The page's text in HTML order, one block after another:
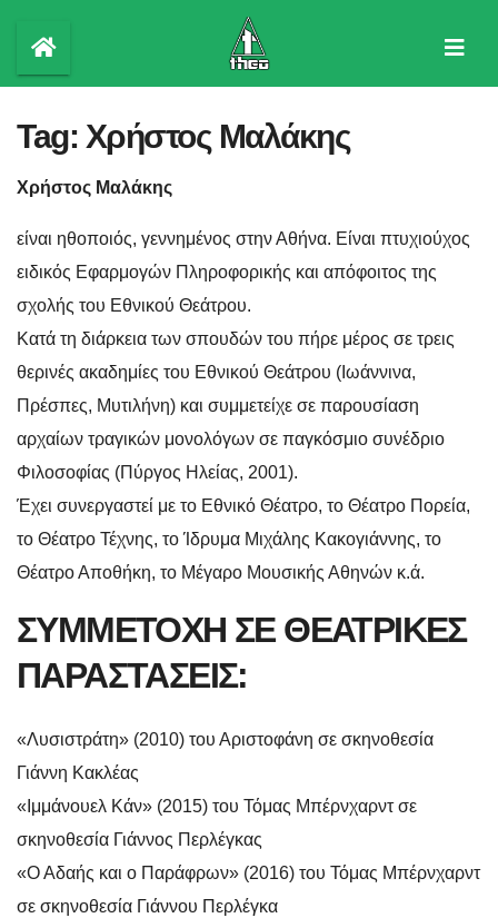
content
Tag: Χρήστος Μαλάκης
Χρήστος Μαλάκης
είναι ηθοποιός, γεννημένος στην Αθήνα. Είναι πτυχιούχος
ειδικός Εφαρμογών Πληροφορικής και απόφοιτος της
σχολής του Εθνικού Θεάτρου.
Κατά τη διάρκεια των σπουδών του πήρε μέρος σε τρεις
θερινές ακαδημίες του Εθνικού Θεάτρου (Ιωάννινα,
Πρέσπες, Μυτιλήνη) και συμμετείχε σε παρουσίαση
αρχαίων τραγικών μονολόγων σε παγκόσμιο συνέδριο
Φιλοσοφίας (Πύργος Ηλείας, 2001).
Έχει συνεργαστεί με το Εθνικό Θέατρο, το Θέατρο Πορεία,
το Θέατρο Τέχνης, το Ίδρυμα Μιχάλης Κακογιάννης, το
Θέατρο Αποθήκη, το Μέγαρο Μουσικής Αθηνών κ.ά.
ΣΥΜΜΕΤΟΧΗ ΣΕ ΘΕΑΤΡΙΚΕΣ
ΠΑΡΑΣΤΑΣΕΙΣ:
«Λυσιστράτη» (2010) του Αριστοφάνη σε σκηνοθεσία
Γιάννη Κακλέας
«Ιμμάνουελ Κάν» (2015) του Τόμας Μπέρνχαρντ σε
σκηνοθεσία Γιάννος Περλέγκας
«Ο Αδαής και ο Παράφρων» (2016) του Τόμας Μπέρνχαρντ
σε σκηνοθεσία Γιάννου Περλέγκα